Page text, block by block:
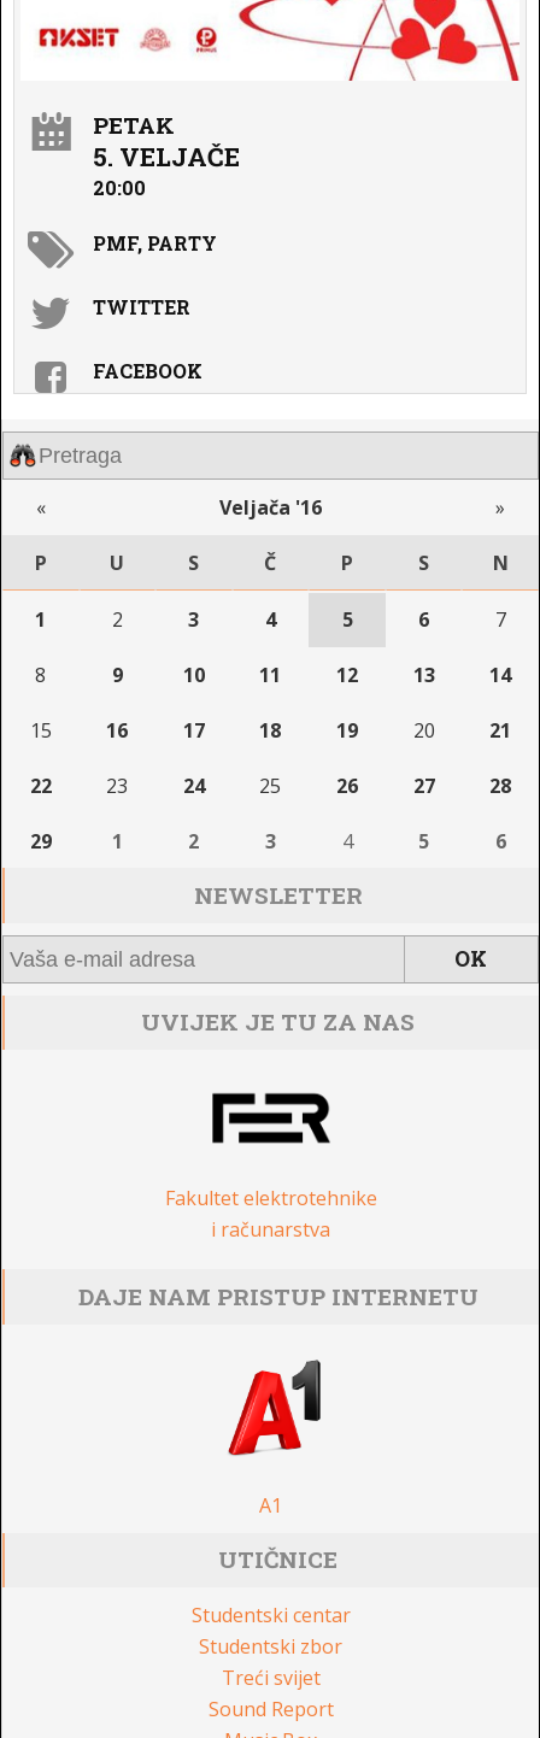
PETAK
5. VELJAČE
20:00
PMF, PARTY
TWITTER
FACEBOOK
« Veljača '16 »
P U S Č P S N
1 2 3 4 5 6 7
8 9 10 11 12 13 14
15 16 17 18 19 20 21
22 23 24 25 26 27 28
29 1 2 3 4 5 6
NEWSLETTER
UVIJEK JE TU ZA NAS
Fakultet elektrotehnike
i računarstva
DAJE NAM PRISTUP INTERNETU
A1
UTIČNICE
Studentski centar
Studentski zbor
Treći svijet
Sound Report